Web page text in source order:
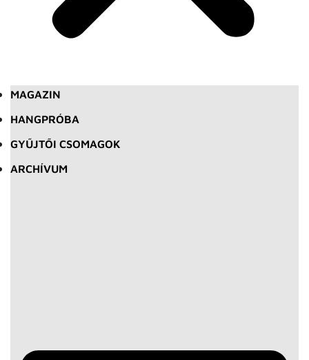
MAGAZIN
HANGPRÓBA
GYŰJTŐI CSOMAGOK
ARCHÍVUM